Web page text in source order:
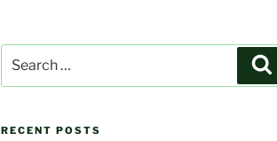
for:
RECENT POSTS